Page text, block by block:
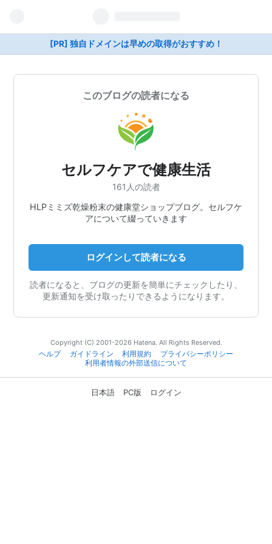
[PR] 独自ドメインは早めの取得がおすすめ！
このブログの読者になる
セルフケアで健康生活
161人の読者
HLPミミズ乾燥粉末の健康堂ショップブログ。セルフケ
アについて綴っていきます
ログインして読者になる
読者になると、ブログの更新を簡単にチェックしたり、
更新通知を受け取ったりできるようになります。
Copyright (C) 2001-2026 Hatena. All Rights Reserved.
ヘルプ
ガイドライン 利用規約
プライバシーポリシー
利用者情報の外部送信について
日本語 PC版 ログイン